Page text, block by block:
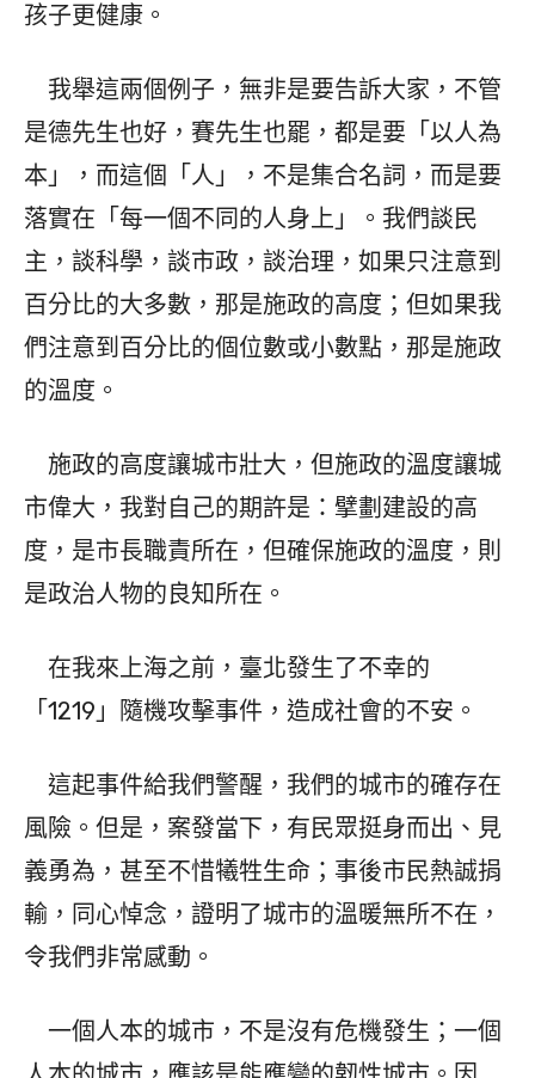
孩子更健康。
我舉這兩個例子，無非是要告訴大家，不管
是德先生也好，賽先生也罷，都是要「以人為
本」，而這個「人」，不是集合名詞，而是要
落實在「每一個不同的人身上」。我們談民
主，談科學，談市政，談治理，如果只注意到
百分比的大多數，那是施政的高度；但如果我
們注意到百分比的個位數或小數點，那是施政
的溫度。
施政的高度讓城市壯大，但施政的溫度讓城
市偉大，我對自己的期許是：擘劃建設的高
度，是市長職責所在，但確保施政的溫度，則
是政治人物的良知所在。
在我來上海之前，臺北發生了不幸的
「1219」隨機攻擊事件，造成社會的不安。
這起事件給我們警醒，我們的城市的確存在
風險。但是，案發當下，有民眾挺身而出、見
義勇為，甚至不惜犧牲生命；事後市民熱誠捐
輸，同心悼念，證明了城市的溫暖無所不在，
令我們非常感動。
一個人本的城市，不是沒有危機發生；一個